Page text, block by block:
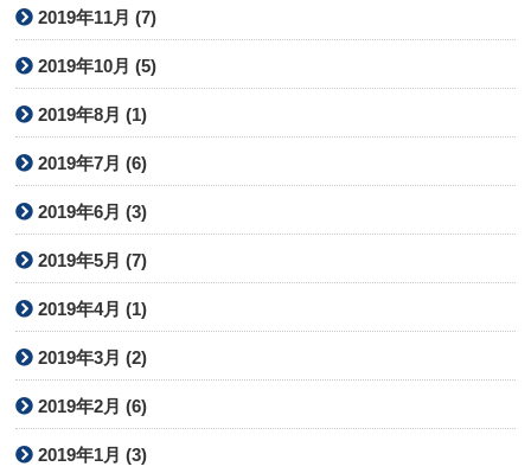
2019年11月 (7)
2019年10月 (5)
2019年8月 (1)
2019年7月 (6)
2019年6月 (3)
2019年5月 (7)
2019年4月 (1)
2019年3月 (2)
2019年2月 (6)
2019年1月 (3)